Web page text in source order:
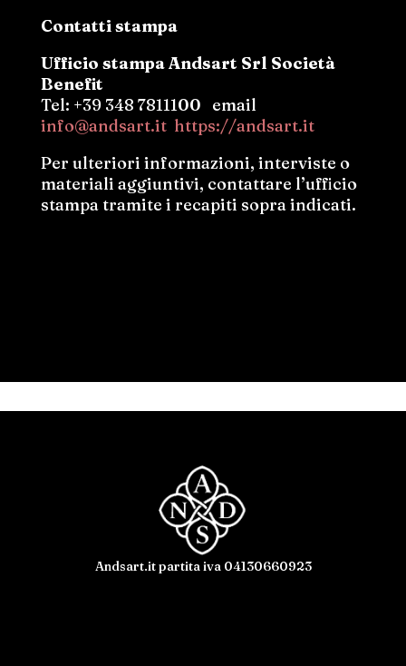
Contatti stampa
Ufficio stampa Andsart Srl Società
Benefit
Tel: +39 348 7811100 email
info@andsart.it https://andsart.it
Per ulteriori informazioni, interviste o
materiali aggiuntivi, contattare l’ufficio
stampa tramite i recapiti sopra indicati.
Andsart.it partita iva 04130660923